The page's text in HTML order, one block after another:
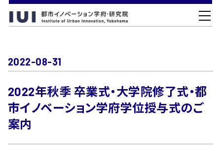
2022-08-31
2022年秋季 卒業式・大学院修了式・都
市イノベーション学府学位授与式のご
案内